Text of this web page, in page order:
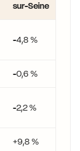
sur-Seine
-4,8 %
-0,6 %
-2,2 %
+9,8 %